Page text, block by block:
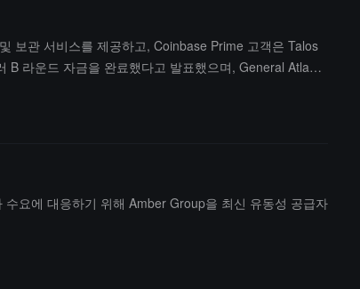
보관 서비스를 제공하고, Coinbase Prime 고객은 Talos
라운드 자금을 완료했다고 발표했으며, General Atlanti
요에 대응하기 위해 Amber Group을 최신 유동성 공급자